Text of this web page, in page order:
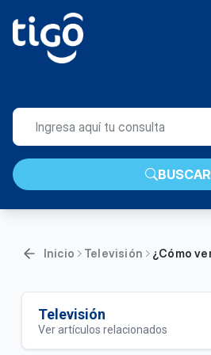
BUSCAR
Inicio Televisión
Televisión
Ver artículos relacionados